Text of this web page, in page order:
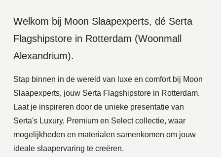
Welkom bij Moon Slaapexperts, dé Serta
Flagshipstore in Rotterdam (Woonmall
Alexandrium).
Stap binnen in de wereld van luxe en comfort bij Moon
Slaapexperts, jouw Serta Flagshipstore in Rotterdam.
Laat je inspireren door de unieke presentatie van
Serta's Luxury, Premium en Select collectie, waar
mogelijkheden en materialen samenkomen om jouw
ideale slaapervaring te creëren.